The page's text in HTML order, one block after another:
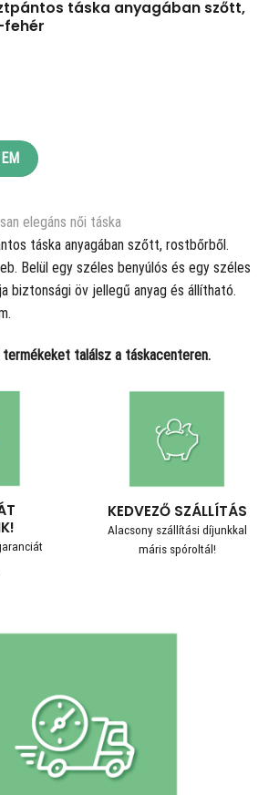
táska anyagában szőtt,
elegáns női táska
táska anyagában szőtt, rostbőrből.
Belül egy széles benyúlós és egy széles
biztonsági öv jellegű anyag és állítható.
találsz a táskacenteren.
KEDVEZŐ SZÁLLÍTÁS
Alacsony szállítási díjunkkal
máris spóroltál!